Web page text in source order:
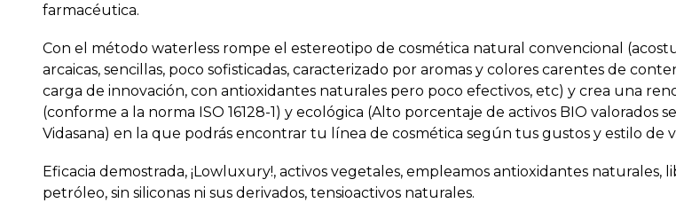
farmacéutica.
Con el método waterless rompe el estereotipo de cosmética natural convencional
arcaicas, sencillas, poco sofisticadas, caracterizado por aromas y colores carentes de
carga de innovación, con antioxidantes naturales pero poco efectivos, etc) y crea una
(conforme a la norma ISO 16128-1) y ecológica (Alto porcentaje de activos BIO valorados
Vidasana) en la que podrás encontrar tu línea de cosmética según tus gustos y estilo de
Eficacia demostrada, ¡Lowluxury!, activos vegetales, empleamos antioxidantes naturales,
petróleo, sin siliconas ni sus derivados, tensioactivos naturales.